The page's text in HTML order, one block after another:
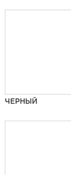
ЧЕРНЫЙ